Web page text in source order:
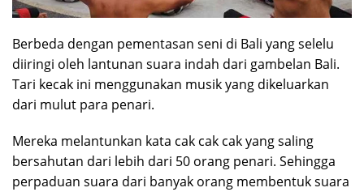
Berbeda dengan pementasan seni di Bali yang selelu
diiringi oleh lantunan suara indah dari gambelan Bali.
Tari kecak ini menggunakan musik yang dikeluarkan
dari mulut para penari.
Mereka melantunkan kata cak cak cak yang saling
bersahutan dari lebih dari 50 orang penari. Sehingga
perpaduan suara dari banyak orang membentuk suara